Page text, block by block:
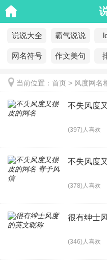
说说大全 霸气说说
网名符号 作文美句
当前位置： 首页 > 风度网名
不失风度
(397)人喜欢
不失风度
(378)人喜欢
很有绅士
(346)人喜欢